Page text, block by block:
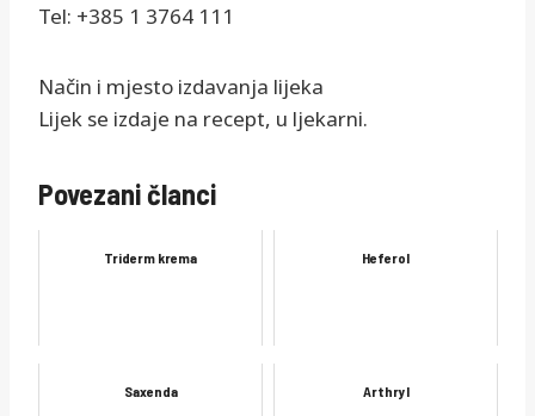
Tel: +385 1 3764 111
Način i mjesto izdavanja lijeka
Lijek se izdaje na recept, u ljekarni.
Povezani članci
Triderm krema Heferol
Saxenda Arthryl